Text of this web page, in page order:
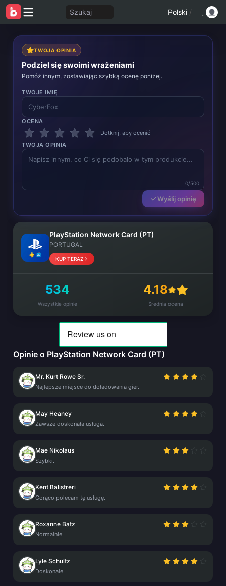
Szukaj Polski /
TWOJA OPINIA
Podziel się swoimi wrażeniami
Pomóż innym, zostawiając szybką ocenę poniżej.
TWOJE IMIĘ
OCENA
Dotknij, aby ocenić
TWOJA OPINIA
0/500
Wyślij opinię
PlayStation Network Card (PT)
PORTUGAL
KUP TERAZ
534
Wszystkie opinie
4.18
Średnia ocena
Opinie o PlayStation Network Card (PT)
Mr. Kurt Rowe Sr.
Najlepsze miejsce do doładowania gier.
May Heaney
Zawsze doskonała usługa.
Mae Nikolaus
Szybki.
Kent Balistreri
Gorąco polecam tę usługę.
Roxanne Batz
Normalnie.
Lyle Schultz
Doskonale.